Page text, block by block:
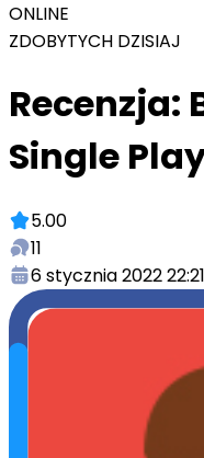
ONLINE
ZDOBYTYCH DZISIAJ
Recenzja:
Single
5.00
11
6 stycznia 2022 22:21